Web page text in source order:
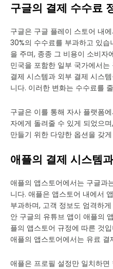
구글의 결제 수수료
구글은 구글 플레이 스토어 내
30%의 수수료를 부과하고 있
을 주며, 종종 그 비용이 소비자
민국을 포함한 일부 국가에서
결제 시스템과 외부 결제 시스
니다. 이러한 변화는 수수료를
구글은 이를 통해 자사 플랫폼
자에게 돌려줄 수 있게 되었으
만들기 위한 다양한 옵션을 갖
애플의 결제 시스템
애플의 앱스토어에서는 구글과
니다. 애플은 앱스토어 내에서
부과하며, 고객 정보도 엄격하
안 구글의 유튜브 앱이 애플의
플의 앱스토어 규정에 따른 것
애플의 앱스토어에서는 유료 결
애플은 프로필 설정만 일치하